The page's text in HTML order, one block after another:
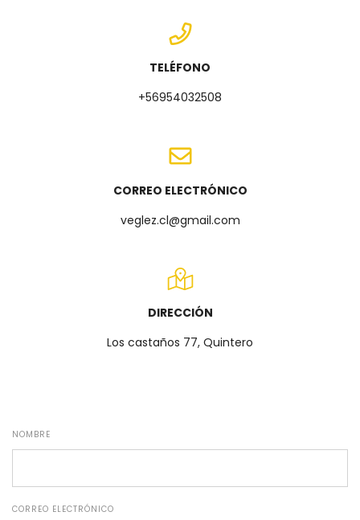
TELÉFONO
+56954032508
CORREO ELECTRÓNICO
veglez.cl@gmail.com
DIRECCIÓN
Los castaños 77, Quintero
NOMBRE
CORREO ELECTRÓNICO